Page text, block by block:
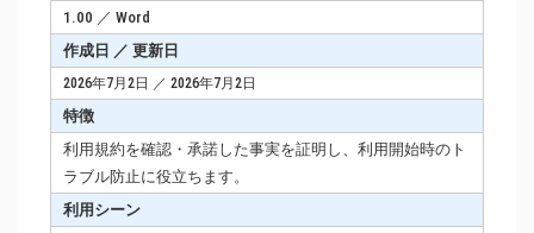
1.00 ／ Word
作成日 ／ 更新日
2026年7月2日 ／ 2026年7月2日
特徴
利用規約を確認・承諾した事実を証明し、利用開始時のト
ラブル防止に役立ちます。
利用シーン